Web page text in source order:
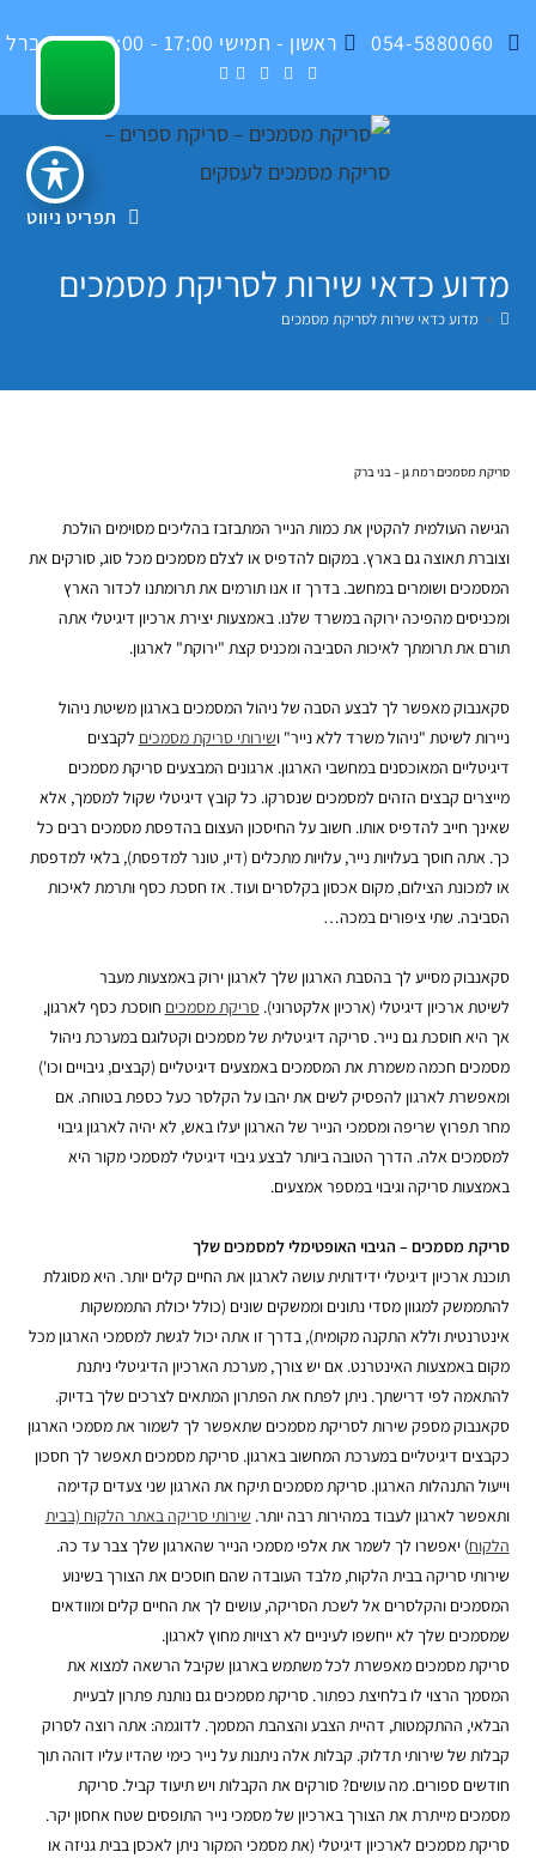
054-5880060 ראשון - חמישי 17:00 - 09:00 , בית ברל
תפריט ניווט
מדוע כדאי שירות לסריקת מסמכים
> מדוע כדאי שירות לסריקת מסמכים
סריקת מסמכים רמת גן – בני ברק
הגישה העולמית להקטין את כמות הנייר המתבזבז בהליכים מסוימים הולכת
וצוברת תאוצה גם בארץ. במקום להדפיס או לצלם מסמכים מכל סוג, סורקים את
המסמכים ושומרים במחשב. בדרך זו אנו תורמים את תרומתנו לכדור הארץ
ומכניסים מהפיכה ירוקה במשרד שלנו. באמצעות יצירת ארכיון דיגיטלי אתה
תורם את תרומתך לאיכות הסביבה ומכניס קצת "ירוקת" לארגון.
סקאנבוק מאפשר לך לבצע הסבה של ניהול המסמכים בארגון משיטת ניהול
ניירות לשיטת "ניהול משרד ללא נייר" ושירותי סריקת מסמכים לקבצים
דיגיטליים המאוכסנים במחשבי הארגון. ארגונים המבצעים סריקת מסמכים
מייצרים קבצים הזהים למסמכים שנסרקו. כל קובץ דיגיטלי שקול למסמך, אלא
שאינך חייב להדפיס אותו. חשוב על החיסכון העצום בהדפסת מסמכים רבים כל
כך. אתה חוסך בעלויות נייר, עלויות מתכלים (דיו, טונר למדפסת), בלאי למדפסת
או למכונת הצילום, מקום אכסון בקלסרים ועוד. אז חסכת כסף ותרמת לאיכות
הסביבה. שתי ציפורים במכה…
סקאנבוק מסייע לך בהסבת הארגון שלך לארגון ירוק באמצעות מעבר
לשיטת ארכיון דיגיטלי (ארכיון אלקטרוני).סריקת מסמכים חוסכת כסף לארגון,
אך היא חוסכת גם נייר. סריקה דיגיטלית של מסמכים וקטלוגם במערכת ניהול
מסמכים חכמה משמרת את המסמכים באמצעים דיגיטליים (קבצים, גיבויים וכו')
ומאפשרת לארגון להפסיק לשים את יהבו על הקלסר כעל כספת בטוחה. אם
מחר תפרוץ שריפה ומסמכי הנייר של הארגון יעלו באש, לא יהיה לארגון גיבוי
למסמכים אלה. הדרך הטובה ביותר לבצע גיבוי דיגיטלי למסמכי מקור היא
באמצעות סריקה וגיבוי במספר אמצעים.
סריקת מסמכים– הגיבוי האופטימלי למסמכים שלך
תוכנת ארכיון דיגיטלי ידידותית עושה לארגון את החיים קלים יותר. היא מסוגלת
להתממשק למגוון מסדי נתונים וממשקים שונים (כולל יכולת התממשקות
אינטרנטית וללא התקנה מקומית), בדרך זו אתה יכול לגשת למסמכי הארגון מכל
מקום באמצעות האינטרנט. אם יש צורך, מערכת הארכיון הדיגיטלי ניתנת
להתאמה לפי דרישתך. ניתן לפתח את הפתרון המתאים לצרכים שלך בדיוק.
סקאנבוק מספק שירות לסריקת מסמכים שתאפשר לך לשמור את מסמכי הארגון
כקבצים דיגיטליים במערכת המחשוב בארגון. סריקת מסמכים תאפשר לך חסכון
וייעול התנהלות הארגון.סריקת מסמכים תיקח את הארגון שני צעדים קדימה
ותאפשר לארגון לעבוד במהירות רבה יותר. שירותי סריקה באתר הלקוח (בבית
הלקוח) יאפשרו לך לשמר את אלפי מסמכי הנייר שהארגון שלך צבר עד כה.
שירותי סריקה בבית הלקוח, מלבד העובדה שהם חוסכים את הצורך בשינוע
המסמכים והקלסרים אל לשכת הסריקה, עושים לך את החיים קלים ומוודאים
שמסמכים שלך לא ייחשפו לעיניים לא רצויות מחוץ לארגון.
סריקת מסמכים מאפשרת לכל משתמש בארגון שקיבל הרשאה למצוא את
המסמך הרצוי לו בלחיצת כפתור. סריקת מסמכים גם נותנת פתרון לבעיית
הבלאי, ההתקמטות, דהיית הצבע והצהבת המסמך. לדוגמה: אתה רוצה לסרוק
קבלות של שירותי תדלוק. קבלות אלה ניתנות על נייר כימי שהדיו עליו דוהה תוך
חודשים ספורים. מה עושים? סורקים את הקבלות ויש תיעוד קביל.סריקת
מסמכים מייתרת את הצורך בארכיון של מסמכי נייר התופסים שטח אחסון יקר.
סריקת מסמכים לארכיון דיגיטלי (את מסמכי המקור ניתן לאכסן בבית גניזה או